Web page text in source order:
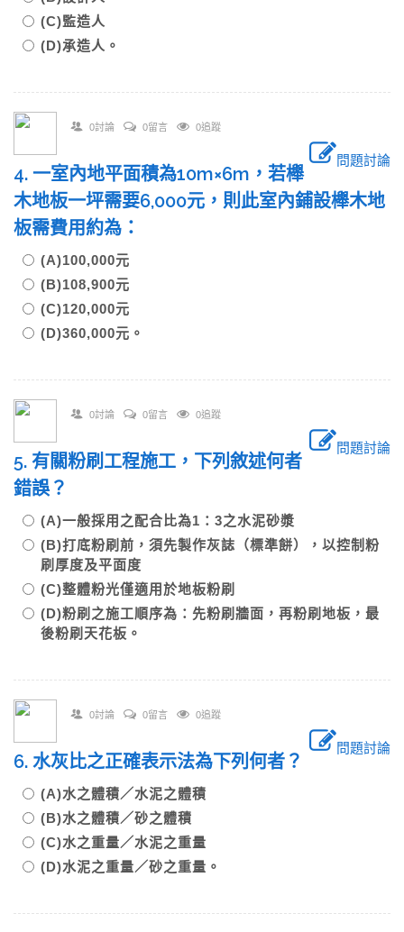
(C)監造人
(D)承造人。
0討論 0留言 0追蹤
問題討論
4. 一室內地平面積為10m×6m，若櫸
木地板一坪需要6,000元，則此室內鋪設櫸木地
板需費用約為：
(A)100,000元
(B)108,900元
(C)120,000元
(D)360,000元。
0討論 0留言 0追蹤
問題討論
5. 有關粉刷工程施工，下列敘述何者
錯誤？
(A)一般採用之配合比為1：3之水泥砂漿
(B)打底粉刷前，須先製作灰誌（標準餅），以控制粉
刷厚度及平面度
(C)整體粉光僅適用於地板粉刷
(D)粉刷之施工順序為：先粉刷牆面，再粉刷地板，最
後粉刷天花板。
0討論 0留言 0追蹤
問題討論
6. 水灰比之正確表示法為下列何者？
(A)水之體積／水泥之體積
(B)水之體積／砂之體積
(C)水之重量／水泥之重量
(D)水泥之重量／砂之重量。